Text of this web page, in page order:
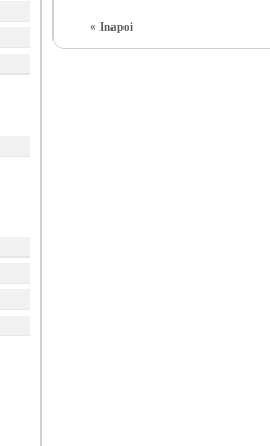
« Inapoi